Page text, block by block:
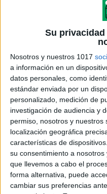
Su
Nosotros y nuestros 1017
a información en un
datos personales, como
estándar enviada por un
personalizado, medición de
investigación de audiencia y
permiso, nosotros y nuestros
localización geográfica
características de
su consentimiento a
que llevemos a cabo el
forma alternativa, puede
cambiar sus preferencias
ÚNETE A